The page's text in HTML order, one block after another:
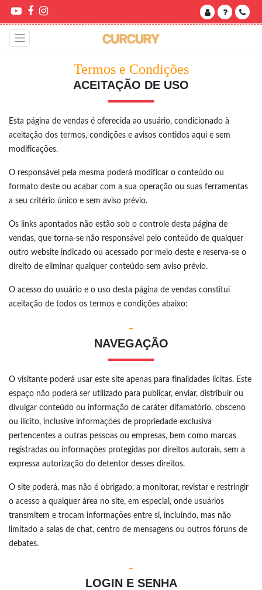
Termos e Condições
ACEITAÇÃO DE USO
Esta página de vendas é oferecida ao usuário, condicionado à
aceitação dos termos, condições e avisos contidos aqui e sem
modificações.
O responsável pela mesma poderá modificar o conteúdo ou
formato deste ou acabar com a sua operação ou suas ferramentas
a seu critério único e sem aviso prévio.
Os links apontados não estão sob o controle desta página de
vendas, que torna-se não responsável pelo conteúdo de qualquer
outro website indicado ou acessado por meio deste e reserva-se o
direito de eliminar qualquer conteúdo sem aviso prévio.
O acesso do usuário e o uso desta página de vendas constitui
aceitação de todos os termos e condições abaixo:
-
NAVEGAÇÃO
O visitante poderá usar este site apenas para finalidades lícitas. Este
espaço não poderá ser utilizado para publicar, enviar, distribuir ou
divulgar conteúdo ou informação de caráter difamatório, obsceno
ou ilícito, inclusive informações de propriedade exclusiva
pertencentes a outras pessoas ou empresas, bem como marcas
registradas ou informações protegidas por direitos autorais, sem a
expressa autorização do detentor desses direitos.
O site poderá, mas não é obrigado, a monitorar, revistar e restringir
o acesso a qualquer área no site, em especial, onde usuários
transmitem e trocam informações entre si, incluindo, mas não
limitado a salas de chat, centro de mensagens ou outros fóruns de
debates.
-
LOGIN E SENHA